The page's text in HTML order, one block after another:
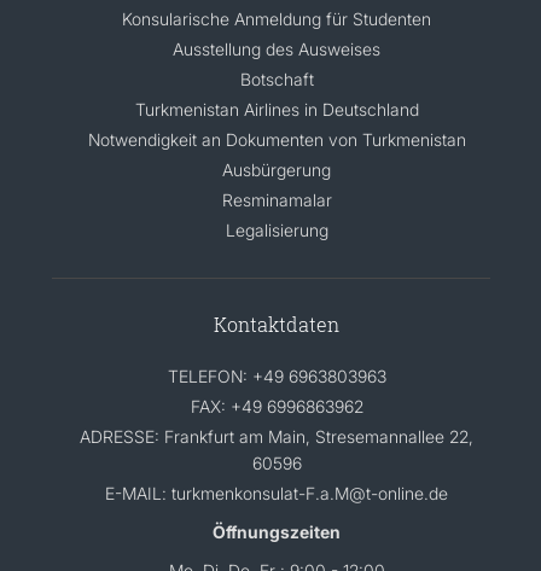
Konsularische Anmeldung für Studenten
Ausstellung des Ausweises
Botschaft
Turkmenistan Airlines in Deutschland
Notwendigkeit an Dokumenten von Turkmenistan
Ausbürgerung
Resminamalar
Legalisierung
Kontaktdaten
TELEFON: +49 6963803963
FAX: +49 6996863962
ADRESSE: Frankfurt am Main, Stresemannallee 22,
60596
E-MAIL: turkmenkonsulat-F.a.M@t-online.de
Öffnungszeiten